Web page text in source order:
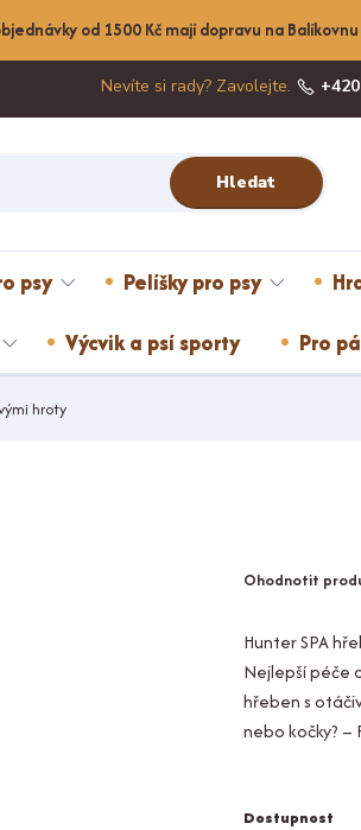
od 1500 Kč mají dopravu na
Hledat
Nevíte si rady? Zavolejte.
psy Pelíšky pro psy
Výcvik a psí sporty Pro
hroty
Ohodnotit
Hunter SPA
Nejlepší péče
hřeben s
nebo kočky?
Dostupnost